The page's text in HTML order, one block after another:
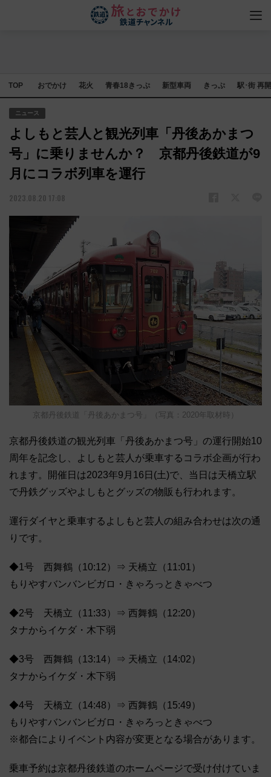
TOP おでかけ 花火 青春18きっぷ 新型車両 きっぷ 駅･街 再
ニュース
よしもと芸人と観光列車「丹後あかまつ
号」に乗りませんか？ 京都丹後鉄道が9
月にコラボ列車を運行
2023.08.20 17:08
京都丹後鉄道「丹後あかまつ号」（写真：2020年取材時）
京都丹後鉄道の観光列車「丹後あかまつ号」の運行開始10
周年を記念し、よしもと芸人が乗車するコラボ企画が行わ
れます。開催日は2023年9月16日(土)で、当日は天橋立駅
で丹鉄グッズやよしもとグッズの物販も行われます。
運行ダイヤと乗車するよしもと芸人の組み合わせは次の通
りです。
◆1号 西舞鶴（10:12）⇒ 天橋立（11:01）
もりやすバンバンビガロ・きゃろっときゃべつ
◆2号 天橋立（11:33）⇒ 西舞鶴（12:20）
タナからイケダ・木下弱
◆3号 西舞鶴（13:14）⇒ 天橋立（14:02）
タナからイケダ・木下弱
◆4号 天橋立（14:48）⇒ 西舞鶴（15:49）
もりやすバンバンビガロ・きゃろっときゃべつ
※都合によりイベント内容が変更となる場合があります。
乗車予約は京都丹後鉄道のホームページで受け付けていま